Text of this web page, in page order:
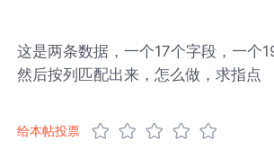
这是两条数据，一个17个字段，一个
然后按列匹配出来，怎么做，求指点
给本帖投票